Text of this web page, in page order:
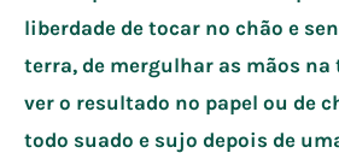
liberdade de tocar no chão e
terra, de mergulhar as mãos
ver o resultado no papel ou de
todo suado e sujo depois de